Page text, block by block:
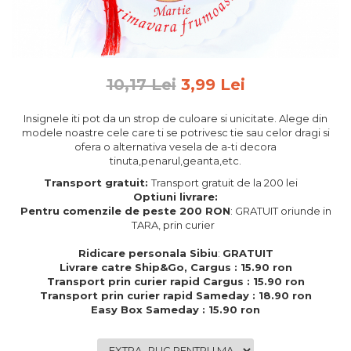
Tablouri personalizate
Diplome si Plachete
Insigne
Felicitari din lemn
Felicitari pentru cei dragi
Felicitari cu model
Aromaterapie
Papioane din lemn
Decoratiuni pentru casa
10,17 Lei 3,99 Lei
Insignele iti pot da un strop de culoare si unicitate. Alege din
modele noastre cele care ti se potrivesc tie sau celor dragi si
ofera o alternativa vesela de a-ti decora
tinuta,penarul,geanta,etc.
Transport gratuit:Transport gratuit de la 200 lei
Optiuni livrare:
Pentru comenzile de peste 200 RON: GRATUIT oriunde in
TARA, prin curier
Ridicare personala Sibiu: GRATUIT
Livrare catre Ship&Go, Cargus : 15.90 ron
Transport prin curier rapid Cargus : 15.90 ron
Transport prin curier rapid Sameday : 18.90 ron
Easy Box Sameday : 15.90 ron